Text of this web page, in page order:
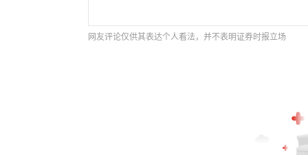
网友评论仅供其表达个人看法，并不表明证券时报立场